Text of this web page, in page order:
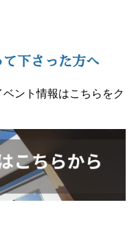
下さった方へ
ント情報はこちらをク